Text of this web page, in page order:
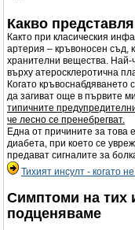
Какво
Както при класическия
артерия – кръвоносен съд,
хранителни вещества. Най-
върху атеросклеротична
Когато кръвоснабдяването
да загиват още в първите
типичните
че лесно се пренебрегват.
Една от причините за това
диабета, при което се
предават сигналите за
Тихият инсулт - когато
Симптоми на тих
подценяваме